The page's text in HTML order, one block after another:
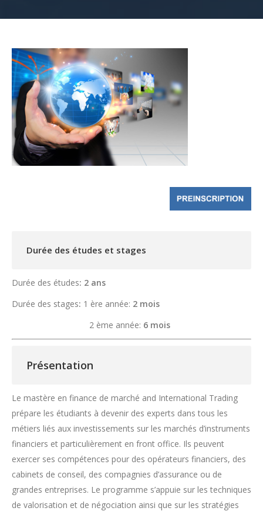
Durée des études et stages
Durée des études: 2 ans
Durée des stages: 1 ère année: 2 mois
2 ème année: 6 mois
Présentation
Le mastère en finance de marché and International Trading
prépare les étudiants à devenir des experts dans tous les
métiers liés aux investissements sur les marchés d’instruments
financiers et particulièrement en front office. Ils peuvent
exercer ses compétences pour des opérateurs financiers, des
cabinets de conseil, des compagnies d’assurance ou de
grandes entreprises. Le programme s’appuie sur les techniques
de valorisation et de négociation ainsi que sur les stratégies